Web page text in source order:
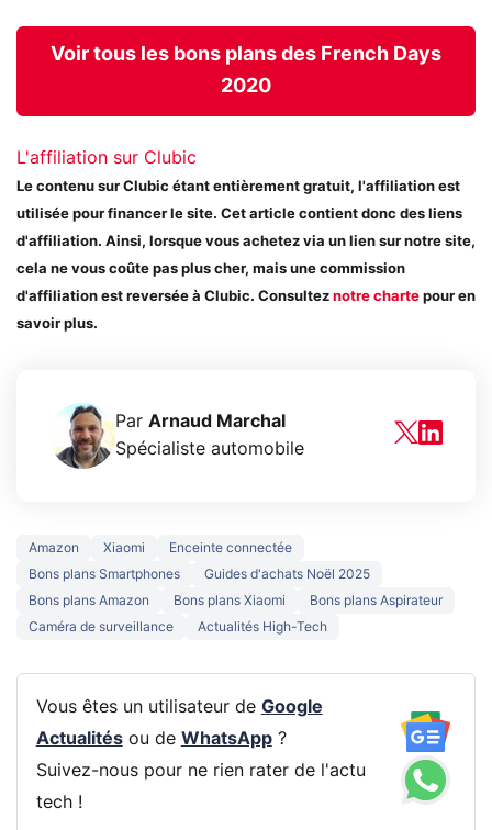
Voir tous les bons plans des French Days
2020
L'affiliation sur Clubic
Le contenu sur Clubic étant entièrement gratuit, l'affiliation est
utilisée pour financer le site. Cet article contient donc des liens
d'affiliation. Ainsi, lorsque vous achetez via un lien sur notre site,
cela ne vous coûte pas plus cher, mais une commission
d'affiliation est reversée à Clubic. Consultez notre charte pour en
savoir plus.
Par Arnaud Marchal
Spécialiste automobile
Amazon Xiaomi
Enceinte connectée
Bons plans Smartphones
Guides d'achats Noël 2025
Bons plans Amazon
Bons plans Xiaomi
Bons plans Aspirateur
Caméra de surveillance
Actualités High-Tech
Vous êtes un utilisateur de Google
Actualitésou de WhatsApp?
Suivez-nous pour ne rien rater de l'actu
tech !